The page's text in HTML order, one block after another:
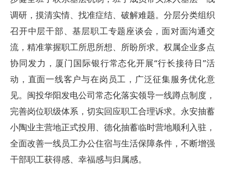
调研，摸清实情、找准症结、破解难题。分层分类组织
召开中层干部、基层职工专题座谈会，面对面沟通交
流，精准掌握职工所思所想、所盼所求。权属企业多点
协同发力，厦门国际银行常态化开展“行长接待日”活
动，直面一线客户与在岗员工，广泛征集服务优化意
见。闽投华阳发电公司常态化落实领导一线蹲点制度，
完善岗位职级体系，切实回应职工合理诉求。永安抽蓄
小陶业主营地正式投用、德化抽蓄临时营地顺利入驻，
全面改善一线员工办公住宿与生活保障条件，不断增强
干部职工获得感、幸福感与归属感。